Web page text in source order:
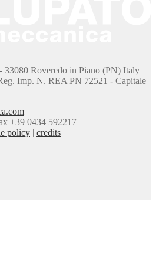
Roveredo in Piano (PN) Italy
Imp. N. REA PN 72521 - Capitale
+39 0434 592217
policy | credits